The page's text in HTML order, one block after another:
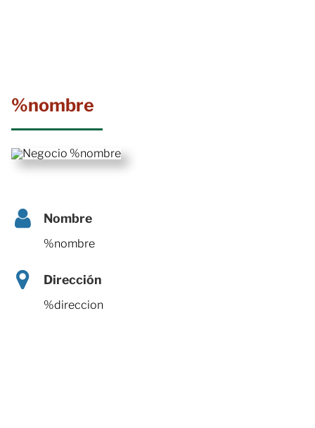
%nombre
Nombre
%nombre
Dirección
%direccion